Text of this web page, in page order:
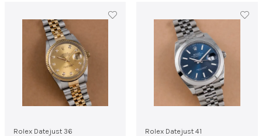
Rolex Datejust 36
Rolex Datejust 41